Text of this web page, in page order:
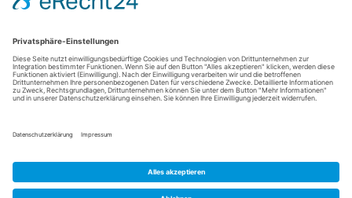
Kontakt
AGFEO GmbH & Co. KG
33647 Bielefeld
Fax: +49 521 44709-98555
AGB
Datenschutz